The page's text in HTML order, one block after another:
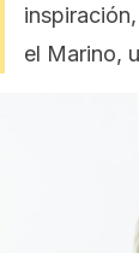
el Marino,